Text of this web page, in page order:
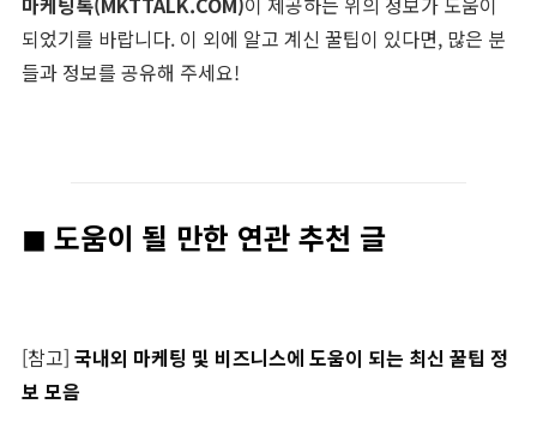
되었기를 바랍니다. 이 외에 알고 계신 꿀팁이 있다면, 많은 분
들과 정보를 공유해 주세요!
◼︎ 도움이 될 만한 연관 추천 글
[참고] 국내외 마케팅 및 비즈니스에 도움이 되는 최신 꿀팁 정
보 모음